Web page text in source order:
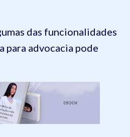
das funcionalidades
para advocacia pode